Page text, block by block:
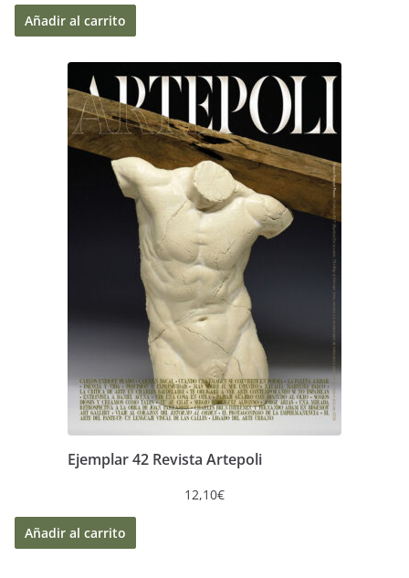
Añadir al carrito
Ejemplar 42 Revista Artepoli
12,10€
Añadir al carrito